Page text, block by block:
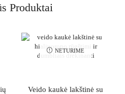
Produktai
NETURIME
Veido kaukė lakštinė su